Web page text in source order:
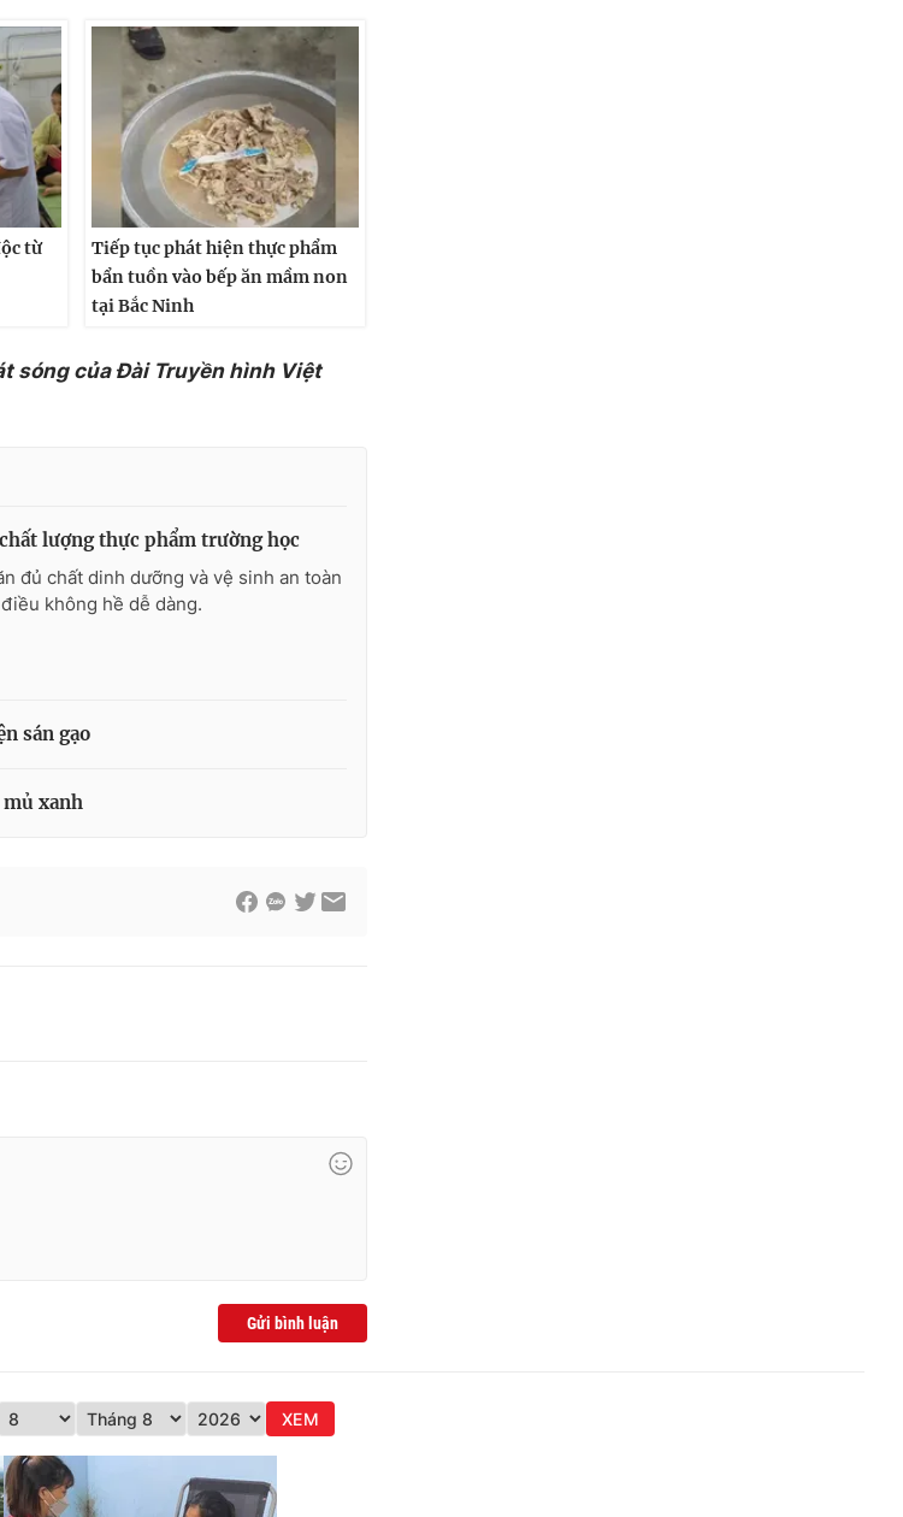
từ
Tiếp tục phát hiện thực phẩm
bẩn tuồn vào bếp ăn mầm non
tại Bắc Ninh
sóng của Đài Truyền hình Việt
lượng thực phẩm trường học
đủ chất dinh dưỡng và vệ sinh an toàn
không hề dễ dàng.
sán gạo
xanh
Gửi bình luận
XEM